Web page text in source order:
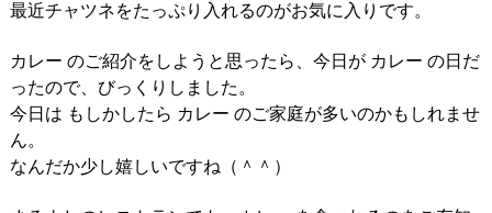
最近チャツネをたっぷり入れるのがお気に入りです。
カレー のご紹介をしようと思ったら、今日が カレー の日だ
ったので、びっくりしました。
今日は もしかしたら カレー のご家庭が多いのかもしれませ
ん。
なんだか少し嬉しいですね（＾＾）